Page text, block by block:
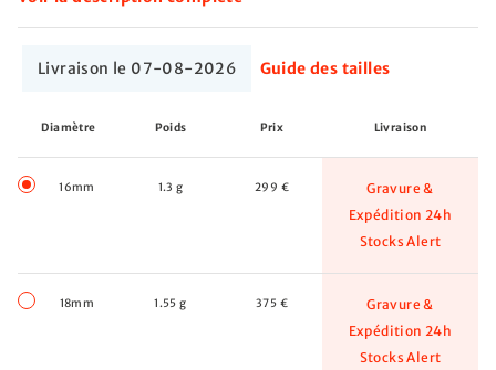
Livraison le 07-08-2026 Guide des tailles
Diamètre Poids Prix Livraison
16mm 1.3 g 299 €
Gravure &
Expédition 24h
Stocks Alert
18mm 1.55 g 375 €
Gravure &
Expédition 24h
Stocks Alert